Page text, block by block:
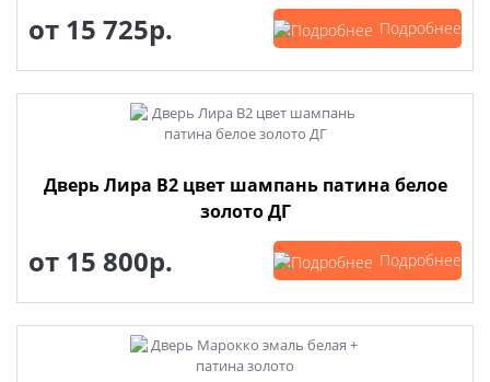
от 15 725р. Подробнее
Дверь Лира В2 цвет шампань патина белое
золото ДГ
от 15 800р. Подробнее